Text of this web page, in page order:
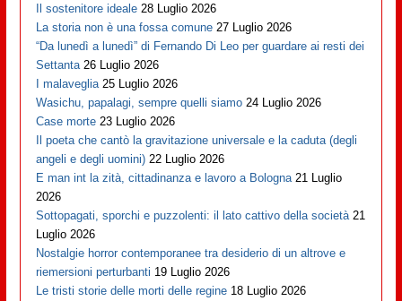
Il sostenitore ideale 28 Luglio 2026
La storia non è una fossa comune 27 Luglio 2026
“Da lunedì a lunedì” di Fernando Di Leo per guardare ai resti dei
Settanta 26 Luglio 2026
I malaveglia 25 Luglio 2026
Wasichu, papalagi, sempre quelli siamo 24 Luglio 2026
Case morte 23 Luglio 2026
Il poeta che cantò la gravitazione universale e la caduta (degli
angeli e degli uomini) 22 Luglio 2026
E man int la zità, cittadinanza e lavoro a Bologna 21 Luglio
2026
Sottopagati, sporchi e puzzolenti: il lato cattivo della società 21
Luglio 2026
Nostalgie horror contemporanee tra desiderio di un altrove e
riemersioni perturbanti 19 Luglio 2026
Le tristi storie delle morti delle regine 18 Luglio 2026